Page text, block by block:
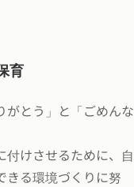
育
がとう」と「ごめんな
けさせるために、自
きる環境づくりに努